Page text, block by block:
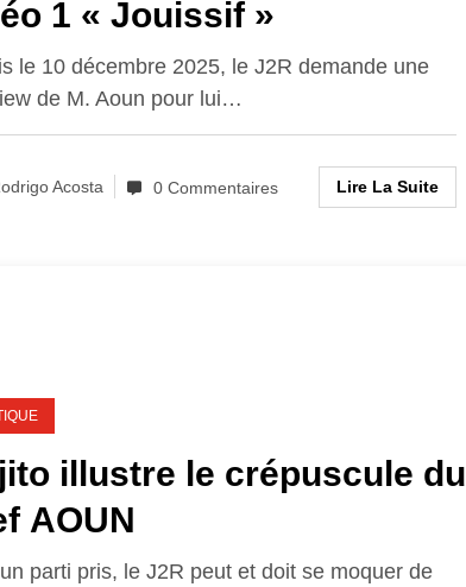
1 « Jouissif »
le 10 décembre 2025, le J2R demande une
de M. Aoun pour lui…
Acosta 0 Commentaires Lire La Suite
illustre le crépuscule du
AOUN
parti pris, le J2R peut et doit se moquer de